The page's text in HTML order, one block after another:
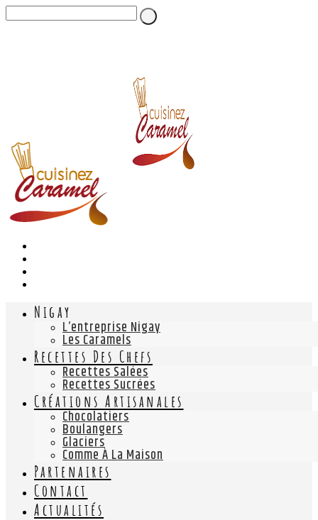
Nigay
L’entreprise Nigay
Les Caramels
Recettes Des Chefs
Recettes Salées
Recettes Sucrées
Créations Artisanales
Chocolatiers
Boulangers
Glaciers
Comme À La Maison
Partenaires
Contact
Actualités